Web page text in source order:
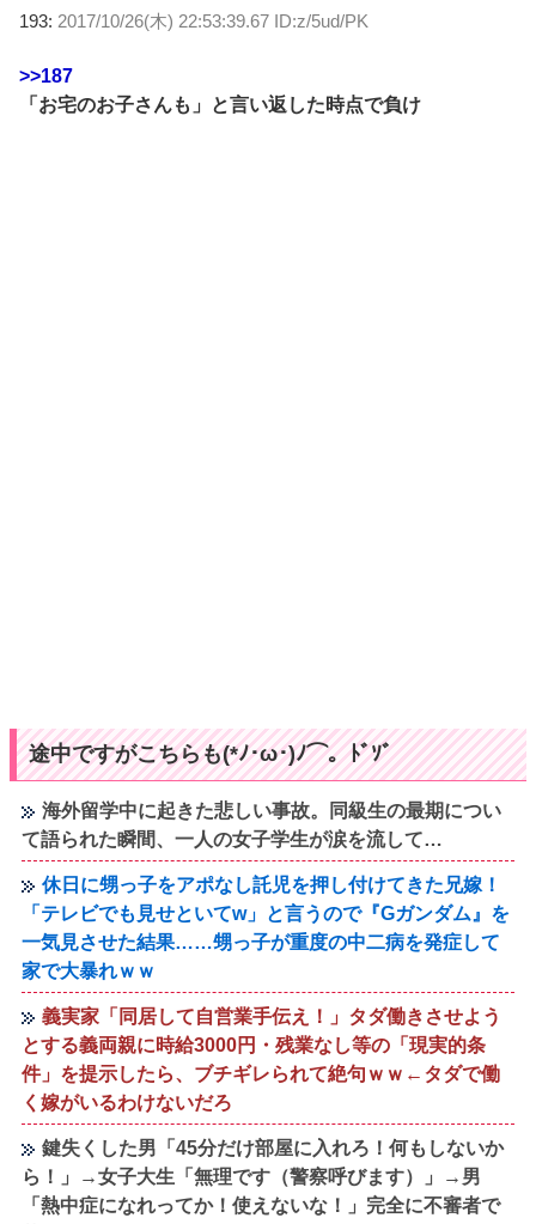
193: 2017/10/26(木) 22:53:39.67 ID:z/5ud/PK
>>187
「お宅のお子さんも」と言い返した時点で負け
途中ですがこちらも(*ﾉ･ω･)ﾉ⌒。ﾄﾞｿﾞ
海外留学中に起きた悲しい事故。同級生の最期につい
て語られた瞬間、一人の女子学生が涙を流して…
休日に甥っ子をアポなし託児を押し付けてきた兄嫁！
「テレビでも見せといてw」と言うので『Gガンダム』を
一気見させた結果……甥っ子が重度の中二病を発症して
家で大暴れｗｗ
義実家「同居して自営業手伝え！」タダ働きさせよう
とする義両親に時給3000円・残業なし等の「現実的条
件」を提示したら、ブチギレられて絶句ｗｗ←タダで働
く嫁がいるわけないだろ
鍵失くした男「45分だけ部屋に入れろ！何もしないか
ら！」→女子大生「無理です（警察呼びます）」→男
「熱中症になれってか！使えないな！」完全に不審者で